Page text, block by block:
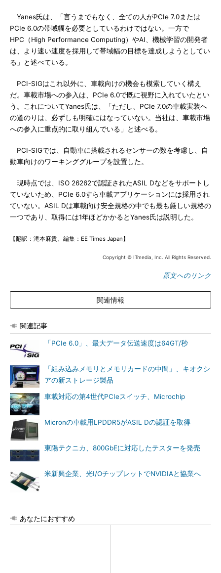
Yanes氏は、「言うまでもなく、全ての人がPCIe 7.0または
PCIe 6.0の帯域幅を必要としているわけではない。一方で
HPC（High Performance Computing）やAI、機械学習の開発者
は、より速い速度を採用して帯域幅の目標を達成しようとしてい
る」と述べている。
PCI-SIGはこれ以外に、車載向けの機会も模索していく構え
だ。車載市場への参入は、PCIe 6.0で既に視野に入れていたとい
う。これについてYanes氏は、「ただし、PCIe 7.0の車載実装へ
の道のりは、必ずしも明確にはなっていない。当社は、車載市場
への参入に重点的に取り組んでいる」と述べる。
PCI-SIGでは、自動車に搭載されるセンサーの数を考慮し、自
動車向けのワーキンググループを設置した。
現時点では、ISO 26262で認証されたASIL Dなどをサポートし
ていないため、PCIe 6.0すら車載アプリケーションには採用され
ていない。ASIL Dは車載向け安全規格の中でも最も厳しい規格の
一つであり、取得には1年ほどかかるとYanes氏は説明した。
【翻訳：滝本麻貴、編集：EE Times Japan】
Copyright © ITmedia, Inc. All Rights Reserved.
原文へのリンク
関連情報
関連記事
「PCIe 6.0」、最大データ伝送速度は64GT/秒
「組み込みメモリとメモリカードの中間」、キオクシ
アの新ストレージ製品
車載対応の第4世代PCIeスイッチ、Microchip
Micronの車載用LPDDR5がASIL Dの認証を取得
東陽テクニカ、800GbEに対応したテスターを発売
米新興企業、光I/OチップレットでNVIDIAと協業へ
あなたにおすすめ